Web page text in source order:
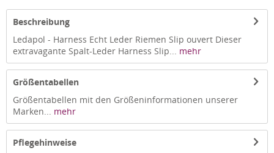
Beschreibung
Ledapol - Harness Echt Leder Riemen Slip ouvert Dieser
extravagante Spalt-Leder Harness Slip... mehr
Größentabellen
Größentabellen mit den Größeninformationen unserer
Marken... mehr
Pflegehinweise